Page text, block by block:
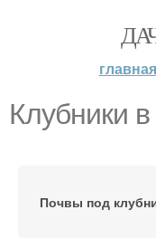
главная
Клубники
Почвы под